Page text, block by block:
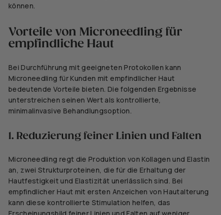
können.
Vorteile von Microneedling für
empfindliche Haut
Bei Durchführung mit geeigneten Protokollen kann
Microneedling für Kunden mit empfindlicher Haut
bedeutende Vorteile bieten. Die folgenden Ergebnisse
unterstreichen seinen Wert als kontrollierte,
minimalinvasive Behandlungsoption.
1. Reduzierung feiner Linien und Falten
Microneedling regt die Produktion von Kollagen und Elastin
an, zwei Strukturproteinen, die für die Erhaltung der
Hautfestigkeit und Elastizität unerlässlich sind. Bei
empfindlicher Haut mit ersten Anzeichen von Hautalterung
kann diese kontrollierte Stimulation helfen, das